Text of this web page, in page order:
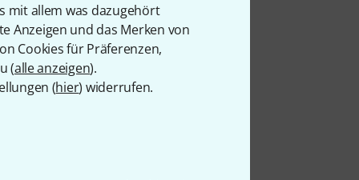
mit allem was dazugehört
Anzeigen und das Merken von
Cookies für Präferenzen,
(alle anzeigen).
(hier) widerrufen.